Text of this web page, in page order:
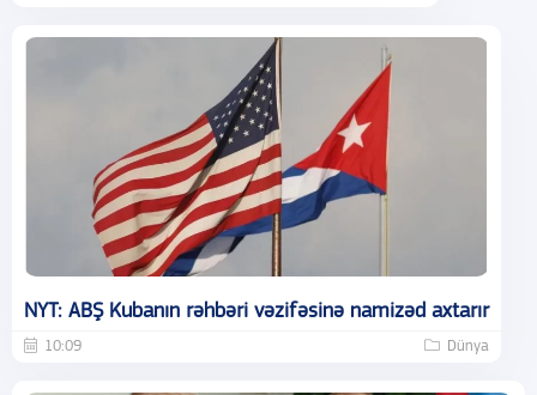
NYT: ABŞ Kubanın rəhbəri vəzifəsinə namizəd axtarır
10:09 Dünya